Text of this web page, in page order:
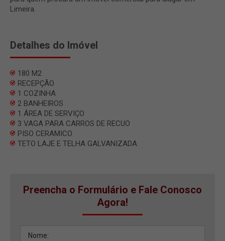
Limeira.
Detalhes do Imóvel
180 M2
RECEPÇÃO
1 COZINHA
2 BANHEIROS
1 ÁREA DE SERVIÇO
3 VAGA PARA CARROS DE RECUO
PISO CERAMICO
TETO LAJE E TELHA GALVANIZADA
Preencha o Formulário e Fale Conosco
Agora!